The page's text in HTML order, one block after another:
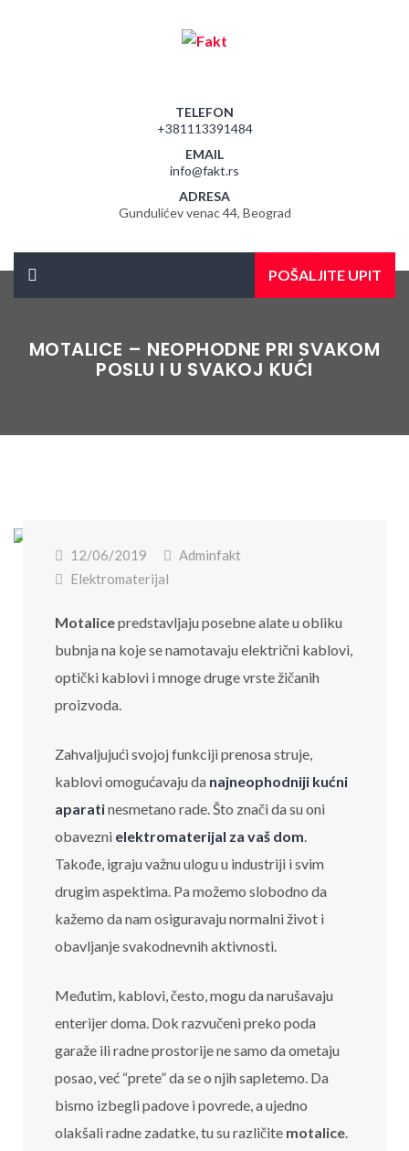
TELEFON
+381113391484
EMAIL
info@fakt.rs
ADRESA
Gundulićev venac 44, Beograd
POŠALJITE UPIT
MOTALICE – NEOPHODNE PRI SVAKOM
POSLU I U SVAKOJ KUĆI
12/06/2019
Adminfakt
Elektromaterijal
Motalicepredstavljaju posebne alate u obliku
bubnja na koje se namotavaju električni kablovi,
optički kablovi i mnoge druge vrste žičanih
proizvoda.
Zahvaljujući svojoj funkciji prenosa struje,
kablovi omogućavaju da najneophodniji kućni
aparatinesmetano rade. Što znači da su oni
obavezni elektromaterijal za vaš dom.
Takođe, igraju važnu ulogu u industriji i svim
drugim aspektima. Pa možemo slobodno da
kažemo da nam osiguravaju normalni život i
obavljanje svakodnevnih aktivnosti.
Međutim, kablovi, često, mogu da narušavaju
enterijer doma. Dok razvučeni preko poda
garaže ili radne prostorije ne samo da ometaju
posao, već “prete” da se o njih sapletemo. Da
bismo izbegli padove i povrede, a ujedno
olakšali radne zadatke, tu su različite motalice.